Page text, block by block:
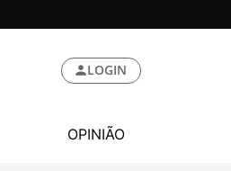
LOGIN
OPINIÃO